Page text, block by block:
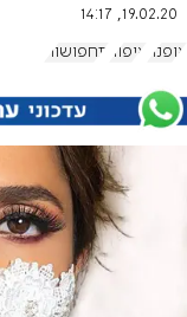
19.02.20, 14:17
אופנה איפור תחפושות